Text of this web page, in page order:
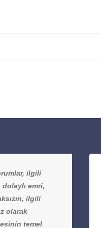
ilgili
emri,
ilgili
olarak
temel